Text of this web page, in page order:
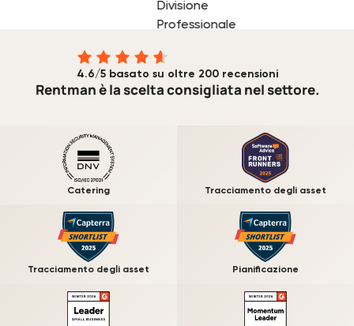
4.6/5 basato su oltre 200 recensioni
Rentman è la scelta consigliata nel settore.
Catering Tracciamento degli asset
Tracciamento degli asset Pianificazione